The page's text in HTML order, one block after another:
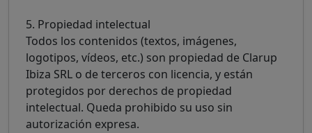
5. Propiedad intelectual
Todos los contenidos (textos, imágenes,
logotipos, vídeos, etc.) son propiedad de Clarup
Ibiza SRL o de terceros con licencia, y están
protegidos por derechos de propiedad
intelectual. Queda prohibido su uso sin
autorización expresa.